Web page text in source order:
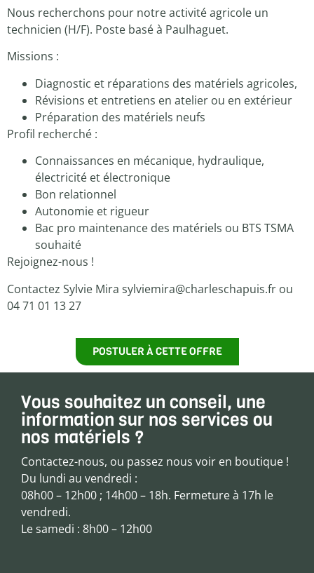
Nous recherchons pour notre activité agricole un
technicien (H/F). Poste basé à Paulhaguet.
Missions :
Diagnostic et réparations des matériels agricoles,
Révisions et entretiens en atelier ou en extérieur
Préparation des matériels neufs
Profil recherché :
Connaissances en mécanique, hydraulique,
électricité et électronique
Bon relationnel
Autonomie et rigueur
Bac pro maintenance des matériels ou BTS TSMA
souhaité
Rejoignez-nous !
Contactez Sylvie Mira sylviemira@charleschapuis.fr ou
04 71 01 13 27
POSTULER À CETTE OFFRE
Vous souhaitez un conseil, une
information sur nos services ou
nos matériels ?
Contactez-nous, ou passez nous voir en boutique !
Du lundi au vendredi :
08h00 – 12h00 ; 14h00 – 18h. Fermeture à 17h le
vendredi.
Le samedi : 8h00 – 12h00